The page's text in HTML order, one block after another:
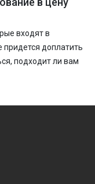
входят в
придется доплатить
подходит ли вам